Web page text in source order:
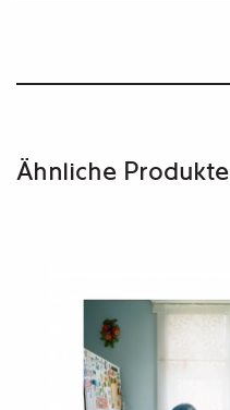
Ähnliche Produkte